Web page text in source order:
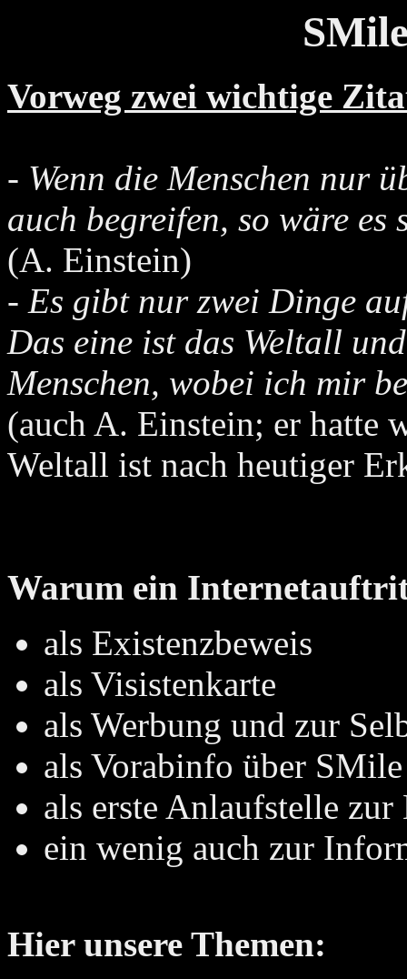
Vorweg zwei wichtige
- Wenn die Menschen nur
auch begreifen, so wäre
(A. Einstein)
- Es gibt nur zwei Dinge
Das eine ist das Weltall
Menschen, wobei ich mir
(auch A. Einstein; er hatte
Weltall ist nach heutiger
Warum ein
als Existenzbeweis
als Visistenkarte
als Werbung und zur
als Vorabinfo über
als erste Anlaufstelle
ein wenig auch zur
Hier unsere Themen: